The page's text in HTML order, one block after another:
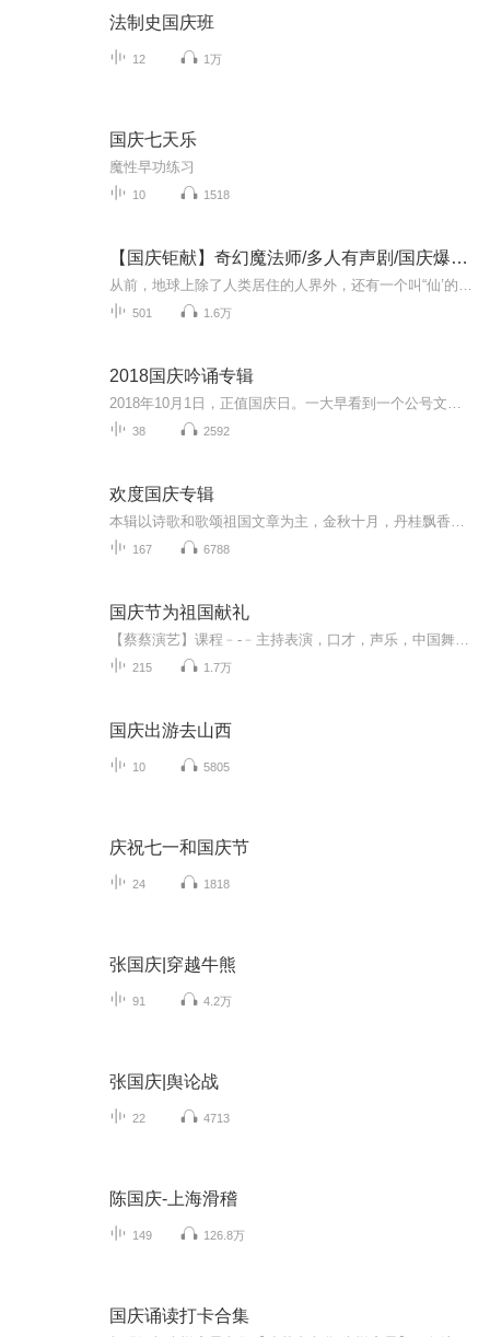
法制史国庆班
12 1万
国庆七天乐
魔性早功练习
10 1518
【国庆钜献】奇幻魔法师/多人有声剧/国庆爆更七天乐
501 1.6万
2018国庆吟诵专辑
38 2592
欢度国庆专辑
167 6788
国庆节为祖国献礼
215 1.7万
国庆出游去山西
10 5805
庆祝七一和国庆节
24 1818
张国庆|穿越牛熊
91 4.2万
张国庆|舆论战
22 4713
陈国庆-上海滑稽
149 126.8万
国庆诵读打卡合集